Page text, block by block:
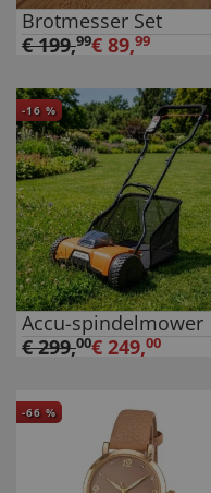
Brotmesser Set
€199,99€ 89,99
-16 %
Accu-spindelmower
€299,00€ 249,00
-66 %